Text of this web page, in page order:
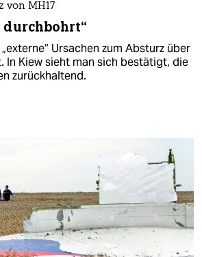
von MH17
durchbohrt“
Ursachen zum Absturz über
In Kiew sieht man sich bestätigt, die
zurückhaltend.